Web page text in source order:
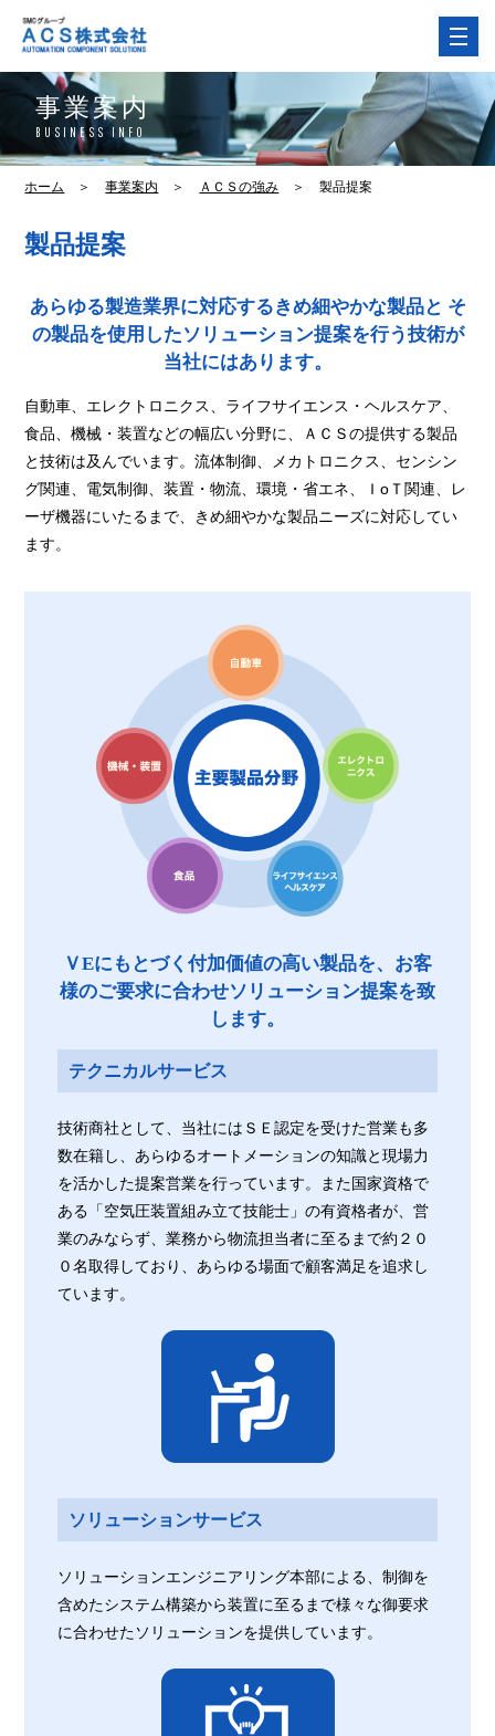
事業案内
BUSINESS INFO
ホーム ＞ 事業案内 ＞ ＡＣＳの強み ＞ 製品提案
製品提案
あらゆる製造業界に対応するきめ細やかな製品と そ
の製品を使用したソリューション提案を行う技術が
当社にはあります。
自動車、エレクトロニクス、ライフサイエンス・ヘルスケア、
食品、機械・装置などの幅広い分野に、ＡＣＳの提供する製品
と技術は及んでいます。流体制御、メカトロニクス、センシン
グ関連、電気制御、装置・物流、環境・省エネ、ＩoＴ関連、レ
ーザ機器にいたるまで、きめ細やかな製品ニーズに対応してい
ます。
ＶEにもとづく付加価値の高い製品を、お客
様のご要求に合わせソリューション提案を致
します。
テクニカルサービス
技術商社として、当社にはＳＥ認定を受けた営業も多
数在籍し、あらゆるオートメーションの知識と現場力
を活かした提案営業を行っています。また国家資格で
ある「空気圧装置組み立て技能士」の有資格者が、営
業のみならず、業務から物流担当者に至るまで約２０
０名取得しており、あらゆる場面で顧客満足を追求し
ています。
ソリューションサービス
ソリューションエンジニアリング本部による、制御を
含めたシステム構築から装置に至るまで様々な御要求
に合わせたソリューションを提供しています。